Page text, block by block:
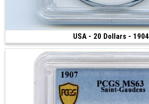
USA - 20 Dollars - 1904
(1904 • Philadelphie • 33.43 g • 34 mm)